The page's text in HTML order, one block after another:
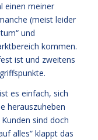
einen meiner
(meist leider
und
kommen.
ist und zweitens
es einfach, sich
herauszuheben
sind doch
alles“ klappt das